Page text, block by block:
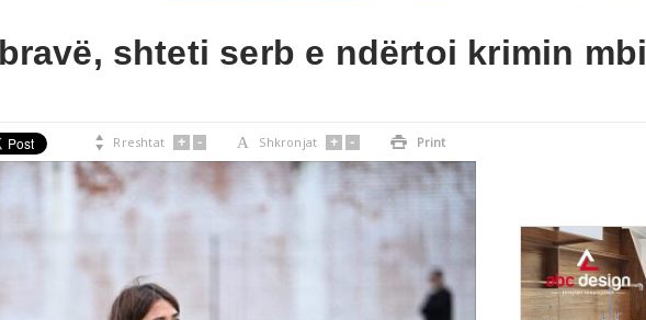
shteti serb e ndërtoi krimin
 Rreshtat + - A Shkronjat + -  Print